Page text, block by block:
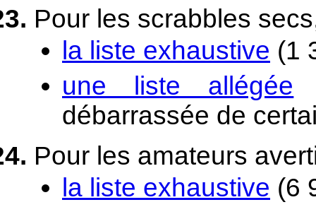
Pour les scrabbles
la liste exhaustive (1
une liste allégée
débarrassée de
Pour les amateurs
la liste exhaustive (6